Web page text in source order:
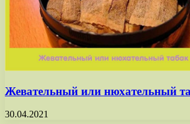
Жевательный или нюхательный
30.04.2021